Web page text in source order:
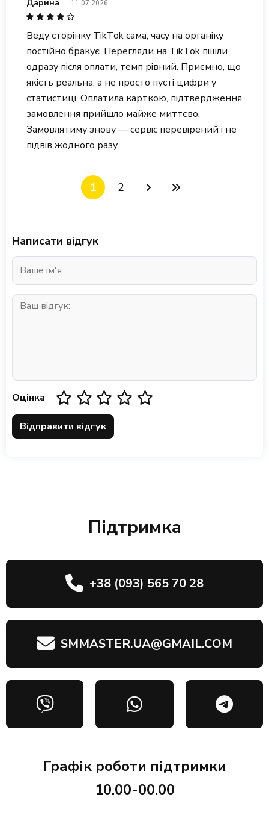
Дарина 11.07.2026
Веду сторінку TikTok сама, часу на органіку
постійно бракує. Перегляди на TikTok пішли
одразу після оплати, темп рівний. Приємно, що
якість реальна, а не просто пусті цифри у
статистиці. Оплатила карткою, підтвердження
замовлення прийшло майже миттєво.
Замовлятиму знову — сервіс перевірений і не
підвів жодного разу.
1 2
Написати відгук
Оцінка
Відправити відгук
Підтримка
+38 (093) 565 70 28
SMMASTER.UA@GMAIL.COM
Графік роботи підтримки
10.00-00.00